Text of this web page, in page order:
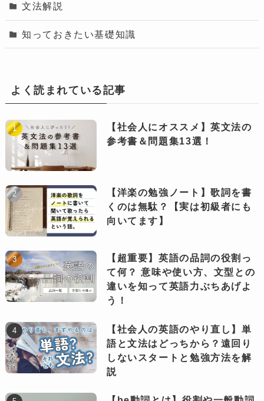
文法解説
知っておきたい基礎知識
よく読まれている記事
【社会人にオススメ】英文法の
参考書＆問題集13選！
【洋楽の勉強ノート】歌詞を書
くのは無駄？【実は初級者にも
向いてます】
【超重要】英語の品詞の役割っ
て何？ 意味や使い方、文型との
違いを知って英語力ぶちあげよ
う！
【社会人の英語のやり直し】単
語と文法はどっちから？遠回り
しないスタートと勉強方法を解
説